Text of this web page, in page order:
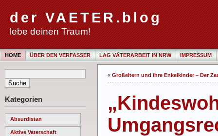
der VAETER.blog
lebe deinen Traum!
HOME ÜBER DEN VERFASSER LAG VÄTERARBEIT IN NRW IMPRESSUM
Kategorien
Absurdistan
Aktive Vaterschaft
« Großeltern und ihre Enkelkinder – Der